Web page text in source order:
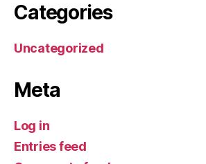
Categories
Uncategorized
Meta
Log in
Entries feed